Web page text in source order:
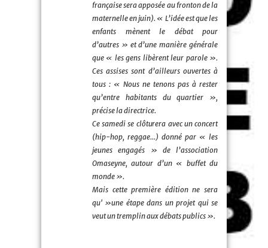
française sera apposée au fronton de la
maternelle en juin). « L’idée est que les
enfants mènent le débat pour
d’autres » et d’une manière générale
que « les gens libèrent leur parole ».
Ces assises sont d’ailleurs ouvertes à
tous : « Nous ne tenons pas à rester
qu’entre habitants du quartier »,
précise la directrice.
Ce samedi se clôturera avec un concert
(hip-hop, reggae…) donné par « les
jeunes engagés » de l’association
Omaseyne, autour d’un « buffet du
monde ».
Mais cette première édition ne sera
qu' »une étape dans un projet qui se
veut un tremplin aux débats publics ».